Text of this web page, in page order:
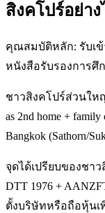
สิงคโปร์อย่าง
คุณสมบัติหลัก: รับเข้
หนังสือรับรองการศึ
ชาวสิงคโปร์ส่วนให
as 2nd home +
Bangkok (Sathorn/
จุดได้เปรียบของชาว
DTT 1976 +
ตั้งบริษัทหรือถือหุ้นเ